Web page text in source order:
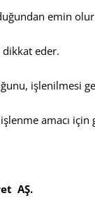
emin
dikkat eder.
işlenilmesi
amacı
AŞ.